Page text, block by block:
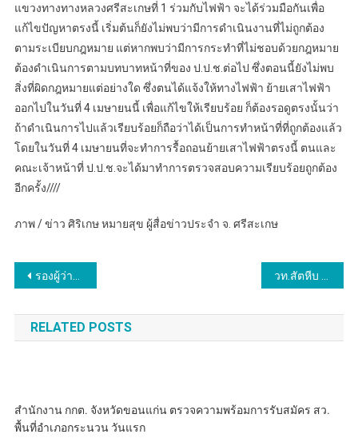
แขวงทางทางหลวงศรีสะเกษที่ 1 ร่วมกับไฟฟ้า จะได้ร่วมมือกันเพื่อ
แก้ไขปัญหาตรงนี้ เริ่มต้นก็ยังไม่พบว่ามีการดำเนินงานที่ไม่ถูกต้อง
ตามระเบียบกฎหมาย แต่หากพบว่ามีการกระทำที่ไม่ชอบด้วยกฎหมาย
ต้องดำเนินการตามบทบาทหน้าที่ของ ป.ป.ช.ต่อไป ซึ่งตอนนี้ยังไม่พบ
สิ่งที่ผิดกฎหมายแต่อย่างใด ซึ่งตนได้แจ้งให้ทางไฟฟ้า ย้ายเสาไฟฟ้า
ออกไปในวันที่ 4 เมษายนนี้ เพื่อแก้ไขให้เรียบร้อย ก็ต้องรอดูตรงนั้นว่า
ถ้าดำเนินการไปแล้วเรียบร้อยก็ถือว่าได้เป็นการทำหน้าที่ที่ถูกต้องแล้ว
โดยในวันที่ 4 เมษายนที่จะทำการรื้อถอนย้ายเสาไฟฟ้าตรงนี้ ตนและ
คณะเจ้าหน้าที่ ป.ป.ช.จะได้มาทำการตรวจสอบความเรียบร้อยถูกต้อง
อีกครั้ง////
ภาพ / ข่าว ศิริเกษ หมายสุข ผู้สื่อข่าวประจำ จ. ศรีสะเกษ
แนะแนว
เรื่อง
รองผู้ว่าฯ ขอนแก่น พร้อมนายอำเภอกระนวน ผู้นำท้องที่ ผู้นำท้องถิ่น กิ่งกาชาดอำเภอกระนวน และภาคเอกชน ลงพื้นที่ช่วยเหลือผู้ประสบวาตภัยทุกมิติ พบครัวเรือนทรัพย์สินเสียหายมาก 33 ครัวเรือน
RELATED POSTS
สำนักงาน กกต. จังหวัดขอนแก่น ตรวจความพร้อมการรับสมัคร สว.
พื้นที่อำเภอกระนวน วันแรก